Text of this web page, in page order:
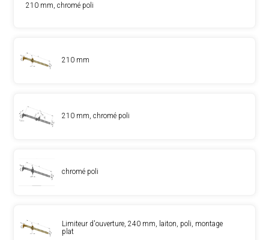
210 mm, chromé poli
210 mm
210 mm, chromé poli
chromé poli
Limiteur d'ouverture, 240 mm, laiton, poli, montage
plat